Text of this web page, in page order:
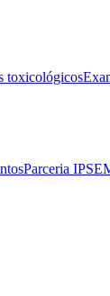
toxicológicos
Parceria